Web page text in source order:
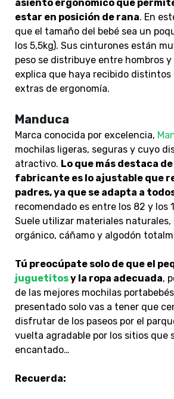
asiento ergonómico que
estar en posición de rana. En
que el tamaño del bebé sea un
los 5,5kg). Sus cinturones están
peso se distribuye entre hombros
explica que haya recibido
extras de ergonomía.
Manduca
Marca conocida por excelencia,
mochilas ligeras, seguras y cuyo
atractivo. Lo que más destaca
fabricante es lo ajustable que
padres, ya que se adapta a
recomendado es entre los 82 y los
Suele utilizar materiales naturales,
orgánico, cáñamo y algodón
Tú preocúpate solo de que el
juguetitosy la ropa adecuada,
de las mejores mochilas
presentado solo vas a tener que
disfrutar de los paseos por el
vuelta agradable por los sitios que
encantado…
Recuerda: